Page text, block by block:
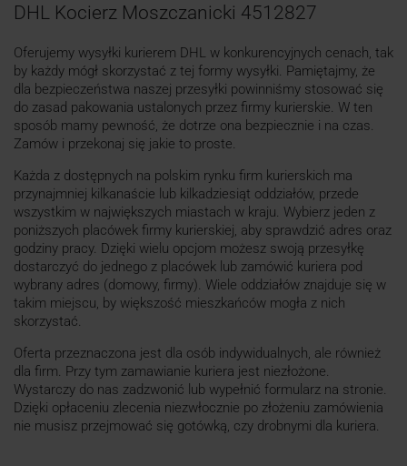
DHL Kocierz Moszczanicki 4512827
Oferujemy wysyłki kurierem DHL w konkurencyjnych cenach, tak
by każdy mógł skorzystać z tej formy wysyłki. Pamiętajmy, że
dla bezpieczeństwa naszej przesyłki powinniśmy stosować się
do zasad pakowania ustalonych przez firmy kurierskie. W ten
sposób mamy pewność, że dotrze ona bezpiecznie i na czas.
Zamów i przekonaj się jakie to proste.
Każda z dostępnych na polskim rynku firm kurierskich ma
przynajmniej kilkanaście lub kilkadziesiąt oddziałów, przede
wszystkim w największych miastach w kraju. Wybierz jeden z
poniższych placówek firmy kurierskiej, aby sprawdzić adres oraz
godziny pracy. Dzięki wielu opcjom możesz swoją przesyłkę
dostarczyć do jednego z placówek lub zamówić kuriera pod
wybrany adres (domowy, firmy). Wiele oddziałów znajduje się w
takim miejscu, by większość mieszkańców mogła z nich
skorzystać.
Oferta przeznaczona jest dla osób indywidualnych, ale również
dla firm. Przy tym zamawianie kuriera jest niezłożone.
Wystarczy do nas zadzwonić lub wypełnić formularz na stronie.
Dzięki opłaceniu zlecenia niezwłocznie po złożeniu zamówienia
nie musisz przejmować się gotówką, czy drobnymi dla kuriera.